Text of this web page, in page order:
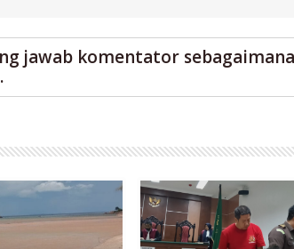
jawab komentator